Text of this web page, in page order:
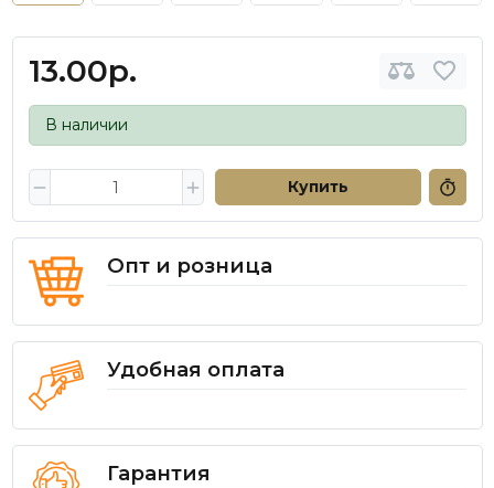
13.00р.
В наличии
Купить
Опт и розница
Удобная оплата
Гарантия